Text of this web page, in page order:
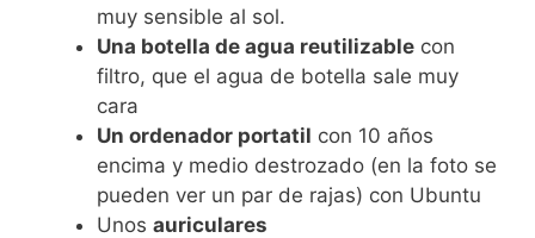
muy sensible al sol.
Una botella de agua reutilizable con
filtro, que el agua de botella sale muy
cara
Un ordenador portatil con 10 años
encima y medio destrozado (en la foto se
pueden ver un par de rajas) con Ubuntu
Unos auriculares